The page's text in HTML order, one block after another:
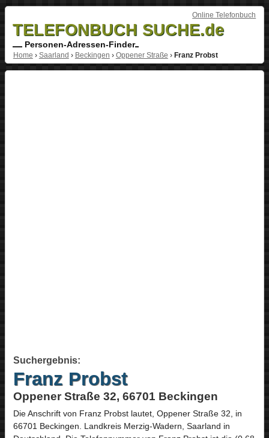
Online Telefonbuch
TELEFONBUCH SUCHE.de
Personen-Adressen-Finder
Home › Saarland › Beckingen › Oppener Straße › Franz Probst
Suchergebnis:
Franz Probst
Oppener Straße 32, 66701 Beckingen
Die Anschrift von Franz Probstlautet, Oppener Straße 32, in
66701 Beckingen. Landkreis Merzig-Wadern, Saarland in